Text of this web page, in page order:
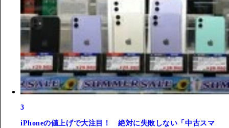
3
iPhoneの値上げで大注目！ 絶対に失敗しない「中古スマ